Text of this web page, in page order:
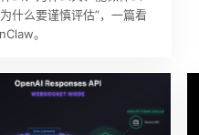
什么要谨慎评估”，一篇看
。